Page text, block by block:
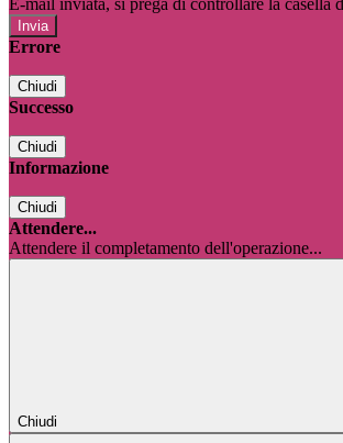
E-mail inviata, si prega di controllare la casella
Errore
Chiudi
Successo
Chiudi
Informazione
Chiudi
Attendere...
Attendere il completamento dell'operazione...
Chiudi